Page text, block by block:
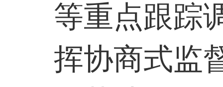
等重点跟踪
挥协商式监